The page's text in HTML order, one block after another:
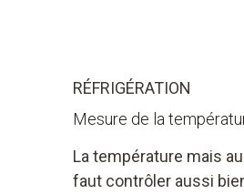
RÉFRIGÉRATION
Mesure de la
La température mais
faut contrôler aussi